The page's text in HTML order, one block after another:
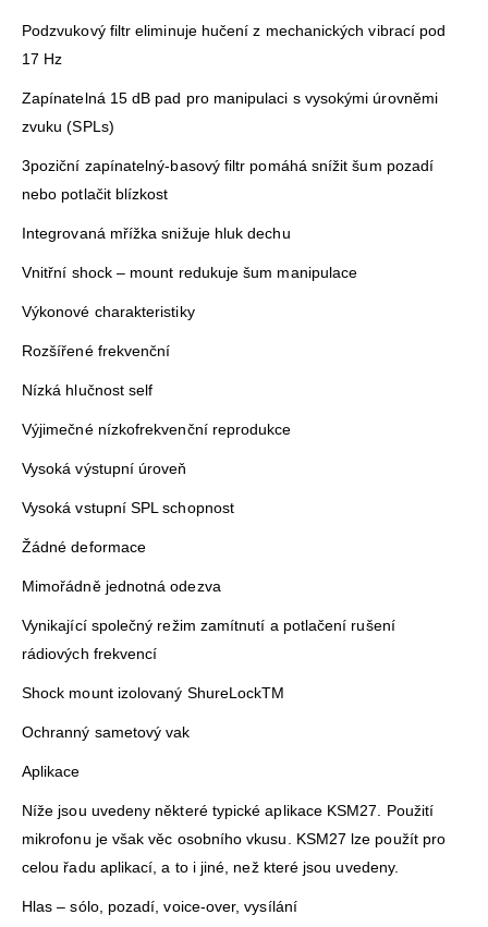
Podzvukový filtr eliminuje hučení z mechanických vibrací pod
17 Hz
Zapínatelná 15 dB pad pro manipulaci s vysokými úrovněmi
zvuku (SPLs)
3poziční zapínatelný-basový filtr pomáhá snížit šum pozadí
nebo potlačit blízkost
Integrovaná mřížka snižuje hluk dechu
Vnitřní shock – mount redukuje šum manipulace
Výkonové charakteristiky
Rozšířené frekvenční
Nízká hlučnost self
Výjimečné nízkofrekvenční reprodukce
Vysoká výstupní úroveň
Vysoká vstupní SPL schopnost
Žádné deformace
Mimořádně jednotná odezva
Vynikající společný režim zamítnutí a potlačení rušení
rádiových frekvencí
Shock mount izolovaný ShureLockTM
Ochranný sametový vak
Aplikace
Níže jsou uvedeny některé typické aplikace KSM27. Použití
mikrofonu je však věc osobního vkusu. KSM27 lze použít pro
celou řadu aplikací, a to i jiné, než které jsou uvedeny.
Hlas – sólo, pozadí, voice-over, vysílání